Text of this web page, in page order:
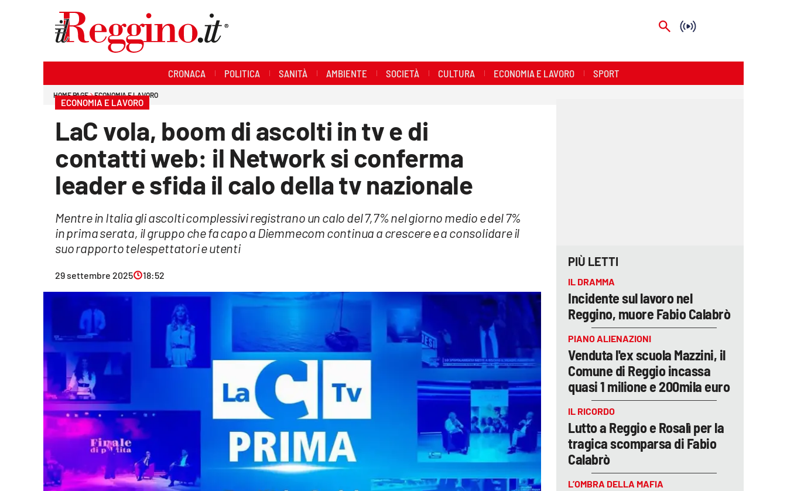
Economia e lavoro
CRONACA POLITICA SANITÀ AMBIENTE SOCIETÀ CULTURA ECONOMIA E LAVORO SPORT
HOME PAGE ECONOMIA E LAVORO
ECONOMIA E LAVORO
LaC vola, boom di ascolti in tv e di
contatti web: il Network si conferma
leader e sfida il calo della tv nazionale
Mentre in Italia gli ascolti complessivi registrano un calo del 7,7% nel giorno medio e del 7%
in prima serata, il gruppo che fa capo a Diemmecom continua a crescere e a consolidare il
suo rapporto telespettatori e utenti
29 settembre 2025 18:52
PIÙ LETTI
IL DRAMMA
Incidente sul lavoro nel
Reggino, muore Fabio Calabrò
PIANO ALIENAZIONI
Venduta l'ex scuola Mazzini, il
Comune di Reggio incassa
quasi 1 milione e 200mila euro
IL RICORDO
Lutto a Reggio e Rosalì per la
tragica scomparsa di Fabio
Calabrò
L’OMBRA DELLA MAFIA